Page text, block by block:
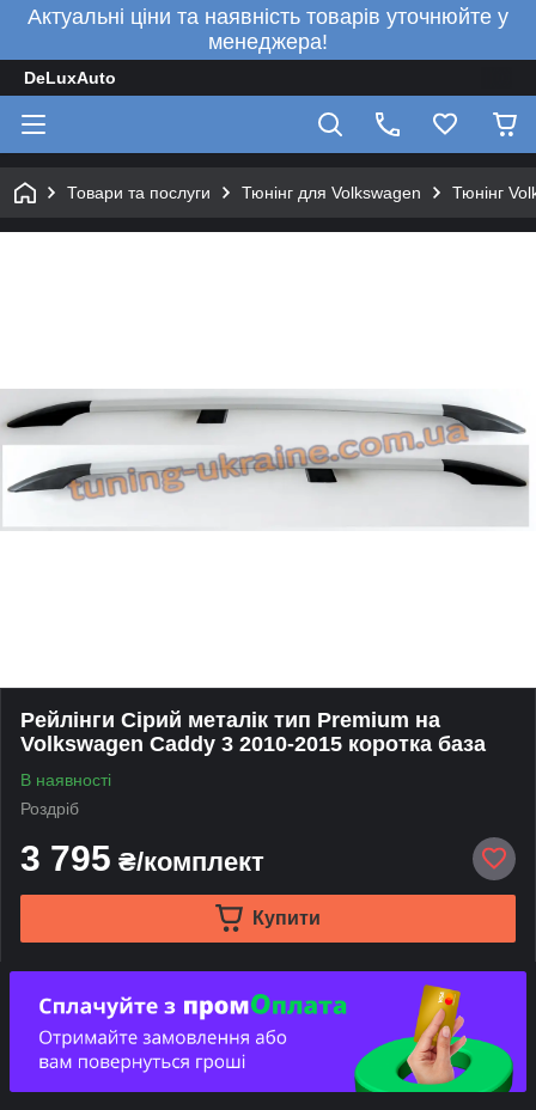
Актуальні ціни та наявність товарів уточнюйте у
менеджера!
DeLuxAuto
Товари та послуги Тюнінг для Volkswagen Тюнінг
Рейлінги Сірий металік тип Premium на
Volkswagen Caddy 3 2010-2015 коротка база
В наявності
Роздріб
3 795 ₴/комплект
Купити